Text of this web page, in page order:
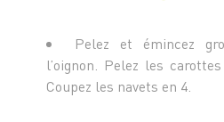
Pelez et émincez
l’oignon. Pelez les
Coupez les navets en 4.